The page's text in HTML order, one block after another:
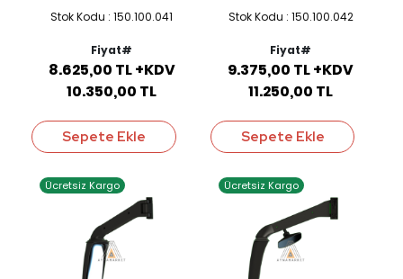
Stok Kodu : 150.100.041
Fiyat#
8.625,00 TL +KDV
10.350,00 TL
Sepete Ekle
Stok Kodu : 150.100.042
Fiyat#
9.375,00 TL +KDV
11.250,00 TL
Sepete Ekle
Ücretsiz Kargo Ücretsiz Kargo